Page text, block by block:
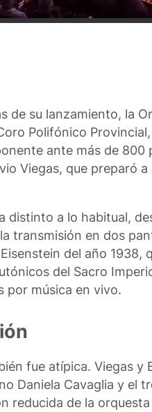
de su lanzamiento, la
Polifónico
ante más de 800
Viegas, que preparó
distinto a lo habitual,
transmisión en dos
del año
del Sacro
por música en vivo.
fue atípica. Viegas
Daniela Cavaglia y el
reducida de la